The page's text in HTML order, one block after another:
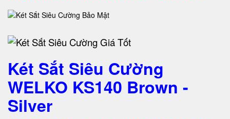
Két Sắt Siêu Cường
WELKO KS140 Brown -
Silver